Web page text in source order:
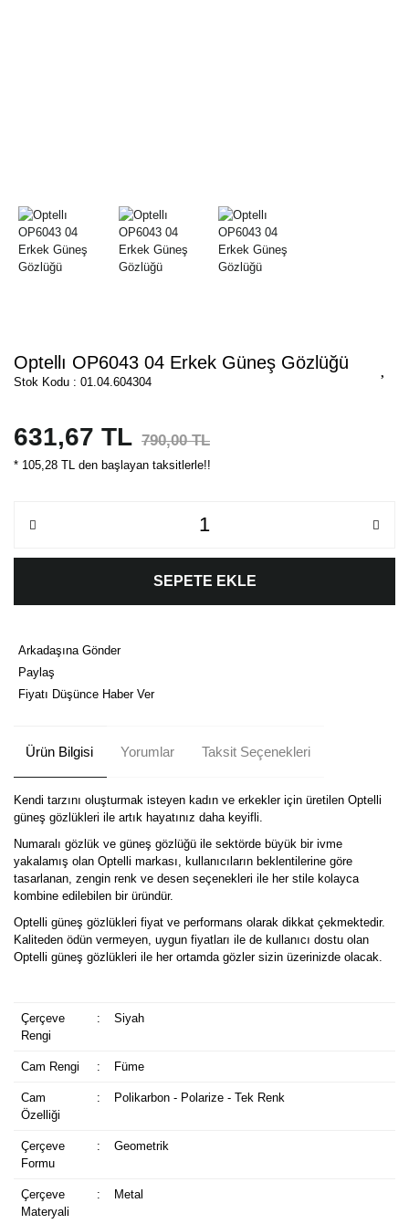
Optellı OP6043 04 Erkek Güneş Gözlüğü
Stok Kodu : 01.04.604304
631,67 TL 790,00 TL
* 105,28 TL den başlayan taksitlerle!!
SEPETE EKLE
Arkadaşına Gönder
Paylaş
Fiyatı Düşünce Haber Ver
Ürün Bilgisi Yorumlar Taksit Seçenekleri
Kendi tarzını oluşturmak isteyen kadın ve erkekler için üretilen Optelli
güneş gözlükleri ile artık hayatınız daha keyifli.
Numaralı gözlük ve güneş gözlüğü ile sektörde büyük bir ivme
yakalamış olan Optelli markası, kullanıcıların beklentilerine göre
tasarlanan, zengin renk ve desen seçenekleri ile her stile kolayca
kombine edilebilen bir üründür.
Optelli güneş gözlükleri fiyat ve performans olarak dikkat çekmektedir.
Kaliteden ödün vermeyen, uygun fiyatları ile de kullanıcı dostu olan
Optelli güneş gözlükleri ile her ortamda gözler sizin üzerinizde olacak.
Çerçeve
Rengi
: Siyah
Cam Rengi : Füme
Cam
Özelliği
: Polikarbon - Polarize - Tek Renk
Çerçeve
Formu
: Geometrik
Çerçeve
Materyali
: Metal